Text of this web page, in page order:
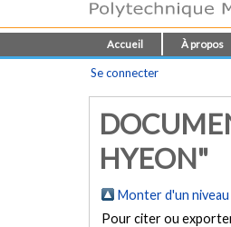
Accueil À propos
Se connecter
HYEON"
Monter d'un niveau
Pour citer ou